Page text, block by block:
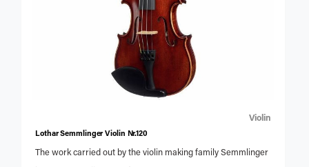
Violin
Lothar Semmlinger Violin Nr.120
The work carried out by the violin making family Semmlinger